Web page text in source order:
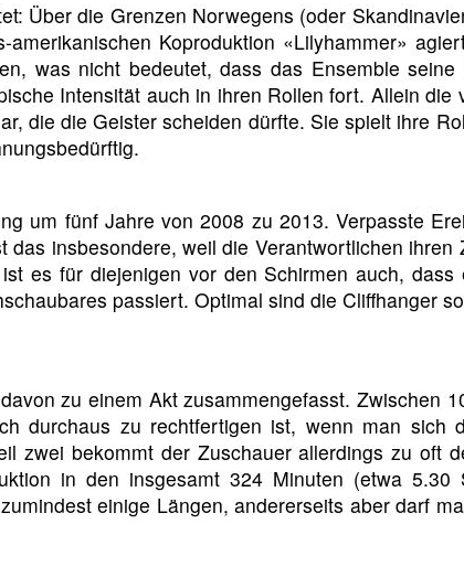
Über die Grenzen Norwegens (oder
Koproduktion «Lilyhammer»
was nicht bedeutet, dass das Ensemble
Intensität auch in ihren Rollen fort. Allein
die die Geister scheiden dürfte. Sie spielt ihre
um fünf Jahre von 2008 zu 2013. Verpasste
insbesondere, weil die Verantwortlichen
es für diejenigen vor den Schirmen auch,
passiert. Optimal sind die Cliffhanger
zu einem Akt zusammengefasst. Zwischen
durchaus zu rechtfertigen ist, wenn man sich
zwei bekommt der Zuschauer allerdings zu oft
in den insgesamt 324 Minuten (etwa 5.30
einige Längen, andererseits aber darf